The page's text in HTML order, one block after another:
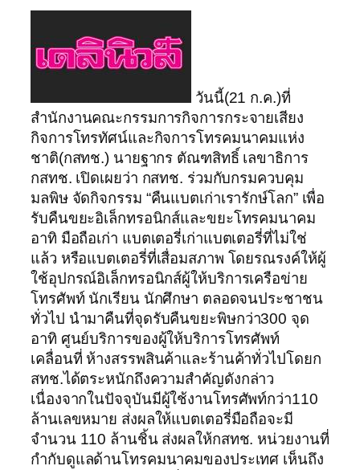
วันนี้(21 ก.ค.)ที่
สำนักงานคณะกรรมการกิจการกระจายเสียง
กิจการโทรทัศน์และกิจการโทรคมนาคมแห่ง
ชาติ(กสทช.) นายฐากร ตัณฑสิทธิ์ เลขาธิการ
กสทช. เปิดเผยว่า กสทช. ร่วมกับกรมควบคุม
มลพิษ จัดกิจกรรม “คืนแบตเก่าเรารักษ์โลก” เพื่อ
รับคืนขยะอิเล็กทรอนิกส์และขยะโทรคมนาคม
อาทิ มือถือเก่า แบตเตอรี่เก่าแบตเตอรี่ที่ไม่ใช่
แล้ว หรือแบตเตอรี่ที่เสื่อมสภาพ โดยรณรงค์ให้ผู้
ใช้อุปกรณ์อิเล็กทรอนิกส์ผู้ให้บริการเครือข่าย
โทรศัพท์ นักเรียน นักศึกษา ตลอดจนประชาชน
ทั่วไป นำมาคืนที่จุดรับคืนขยะพิษกว่า300 จุด
อาทิ ศูนย์บริการของผู้ให้บริการโทรศัพท์
เคลื่อนที่ ห้างสรรพสินค้าและร้านค้าทั่วไปโดยก
สทช.ได้ตระหนักถึงความสำคัญดังกล่าว
เนื่องจากในปัจจุบันมีผู้ใช้งานโทรศัพท์กว่า110
ล้านเลขหมาย ส่งผลให้แบตเตอรี่มือถือจะมี
จำนวน 110 ล้านชิ้น ส่งผลให้กสทช. หน่วยงานที่
กำกับดูแลด้านโทรคมนาคมของประเทศ เห็นถึง